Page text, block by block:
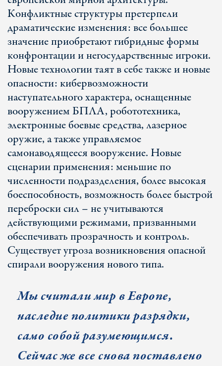
Конфликтные структуры претерпели
драматические изменения: все большее
значение приобретают гибридные формы
конфронтации и негосударственные игроки.
Новые технологии таят в себе также и новые
опасности: кибервозможности
наступательного характера, оснащенные
вооружением БПЛА, робототехника,
электронные боевые средства, лазерное
оружие, а также управляемое
самонаводящееся вооружение. Новые
сценарии применения: меньшие по
численности подразделения, более высокая
боеспособность, возможность более быстрой
переброски сил – не учитываются
действующими режимами, призванными
обеспечивать прозрачность и контроль.
Существует угроза возникновения опасной
спирали вооружения нового типа.
Мы считали мир в Европе,
наследие политики разрядки,
само собой разумеющимся.
Сейчас же все снова поставлено